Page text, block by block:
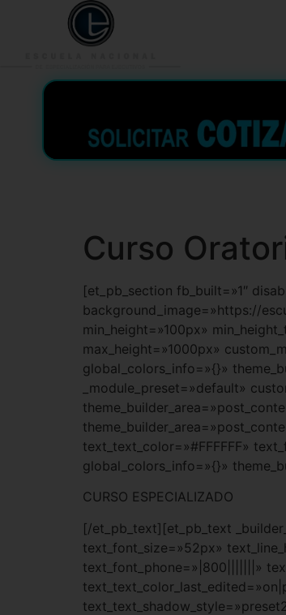
Curso
[et_pb_section fb_built=»1″
background_image=»https://
min_height=»100px»
max_height=»1000px»
global_colors_info=»{}»
_module_preset=»default»
text_text_color=»#FFFFFF»
global_colors_info=»{}»
CURSO ESPECIALIZADO
[/et_pb_text][et_pb_text
text_font_size=»52px»
text_font_phone=»|800|||||||»